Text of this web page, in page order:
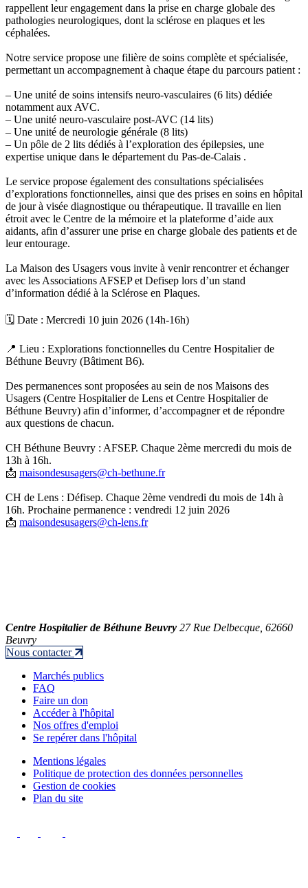
rappellent leur engagement dans la prise en charge globale des
pathologies neurologiques, dont la sclérose en plaques et les
céphalées.
Notre service propose une filière de soins complète et spécialisée,
permettant un accompagnement à chaque étape du parcours patient :
– Une unité de soins intensifs neuro-vasculaires (6 lits) dédiée
notamment aux AVC.
– Une unité neuro-vasculaire post-AVC (14 lits)
– Une unité de neurologie générale (8 lits)
– Un pôle de 2 lits dédiés à l’exploration des épilepsies, une
expertise unique dans le département du Pas-de-Calais .
Le service propose également des consultations spécialisées
d’explorations fonctionnelles, ainsi que des prises en soins en hôpital
de jour à visée diagnostique ou thérapeutique. Il travaille en lien
étroit avec le Centre de la mémoire et la plateforme d’aide aux
aidants, afin d’assurer une prise en charge globale des patients et de
leur entourage.
La Maison des Usagers vous invite à venir rencontrer et échanger
avec les Associations AFSEP et Defisep lors d’un stand
d’information dédié à la Sclérose en Plaques.
🗓️ Date : Mercredi 10 juin 2026 (14h‑16h)
📍 Lieu : Explorations fonctionnelles du Centre Hospitalier de
Béthune Beuvry (Bâtiment B6).
Des permanences sont proposées au sein de nos Maisons des
Usagers (Centre Hospitalier de Lens et Centre Hospitalier de
Béthune Beuvry) afin d’informer, d’accompagner et de répondre
aux questions de chacun.
CH Béthune Beuvry : AFSEP. Chaque 2ème mercredi du mois de
13h à 16h.
📩 maisondesusagers@ch-bethune.fr
CH de Lens : Défisep. Chaque 2ème vendredi du mois de 14h à
16h. Prochaine permanence : vendredi 12 juin 2026
📩 maisondesusagers@ch-lens.fr
Centre Hospitalier de Béthune Beuvry 27 Rue Delbecque, 62660
Beuvry
Nous contacter
Marchés publics
FAQ
Faire un don
Accéder à l'hôpital
Nos offres d'emploi
Se repérer dans l'hôpital
Mentions légales
Politique de protection des données personnelles
Gestion de cookies
Plan du site